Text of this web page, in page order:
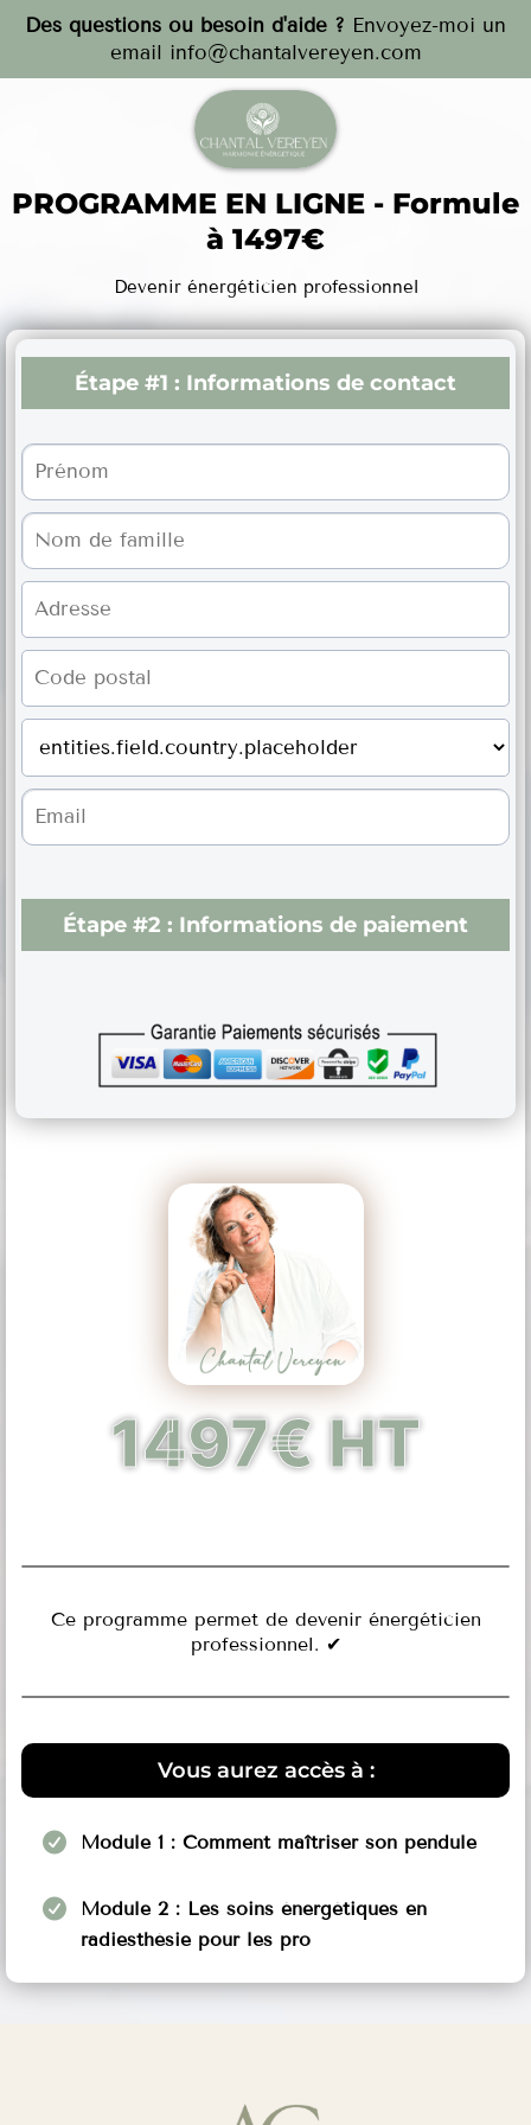
Des questions ou besoin d'aide ? Envoyez-moi un
email info@chantalvereyen.com
PROGRAMME EN LIGNE - Formule
à 1497€
Devenir énergéticien professionnel
Étape #1 : Informations de contact
Étape #2 : Informations de paiement
1497€ HT
Ce programme permet de devenir énergéticien
professionnel. ✔
Vous aurez accès à :
Module 1 : Comment maîtriser son pendule
Module 2 : Les soins énergétiques en
radiesthésie pour les pro